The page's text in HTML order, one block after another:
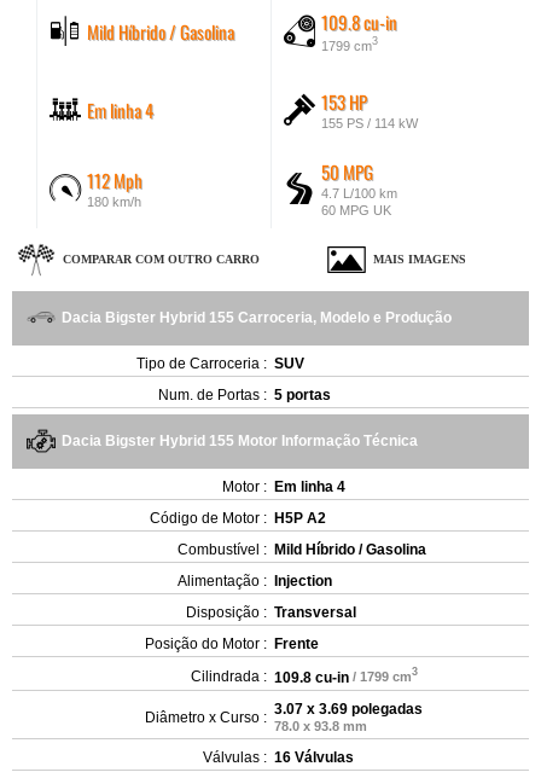
Mild Híbrido / Gasolina 109.8 cu-in
1799 cm3
Em linha 4 153 HP
155 PS / 114 kW
112 Mph
180 km/h
50 MPG
4.7 L/100 km
60 MPG UK
COMPARAR COM OUTRO CARRO MAIS IMAGENS
Dacia Bigster Hybrid 155 Carroceria, Modelo e Produção
Tipo de Carroceria : SUV
Num. de Portas : 5 portas
Dacia Bigster Hybrid 155 Motor Informação Técnica
Motor : Em linha 4
Código de Motor : H5P A2
Combustível : Mild Híbrido / Gasolina
Alimentação : Injection
Disposição : Transversal
Posição do Motor : Frente
Cilindrada : 109.8 cu-in / 1799 cm3
Diâmetro x Curso : 3.07 x 3.69 polegadas
78.0 x 93.8 mm
Válvulas : 16 Válvulas